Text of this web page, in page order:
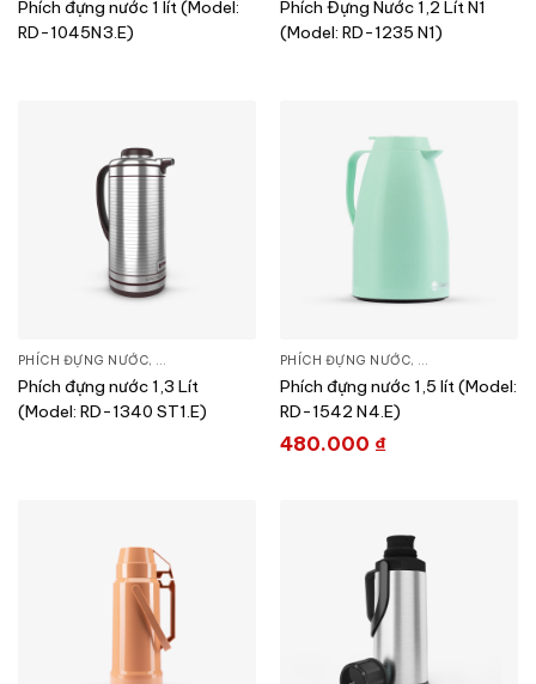
Phích đựng nước 1 lít (Model:
RD-1045N3.E)
Phích Đựng Nước 1,2 Lít N1
(Model: RD-1235 N1)
PHÍCH ĐỰNG NƯỚC, SẢN PHẨM KHÁC
Phích đựng nước 1,3 Lít
(Model: RD-1340 ST1.E)
PHÍCH ĐỰNG NƯỚC, SẢN PHẨM KHÁC
Phích đựng nước 1,5 lít (Model:
RD-1542 N4.E)
480.000 ₫